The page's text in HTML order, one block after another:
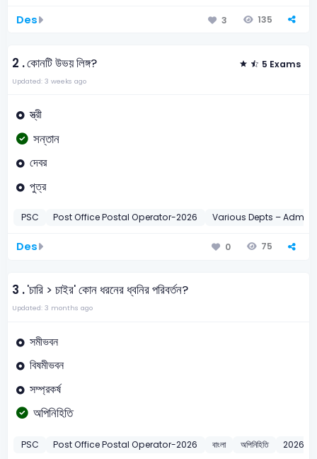
Des 3 135
2 .কোনটি উভয় লিঙ্গ? 5 Exams
Updated: 3 weeks ago
স্ত্রী
সন্তান
দেবর
পুত্র
PSC Post Office Postal Operator-2026 Various Depts –
Des 0 75
3 .'চারি > চাইর' কোন ধরনের ধ্বনির পরিবর্তন?
Updated: 3 months ago
সমীভবন
বিষমীভবন
সম্প্রকর্ষ
অপিনিহিতি
PSC Post Office Postal Operator-2026 বাংলা অপিনিহিতি 2026